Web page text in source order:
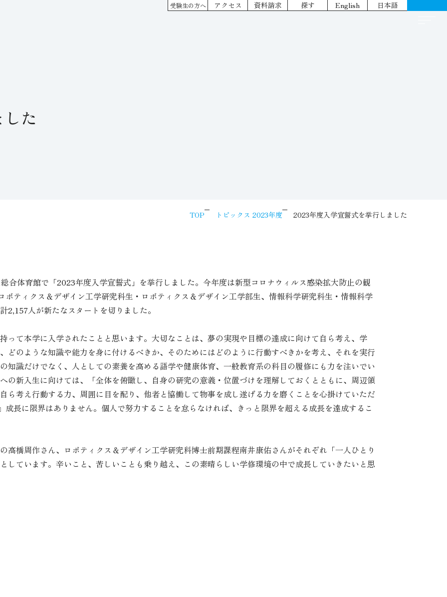
受験生の方へ アクセス 資料請求 探す English 日本語
た
TOP トピックス 2023年度 2023年度入学宣誓式を挙行しました
体育館で「2023年度入学宣誓式」を挙行しました。今年度は新型コロナウィルス感染拡大防止の観
ティクス＆デザイン工学研究科生・ロボティクス＆デザイン工学部生、情報科学研究科生・情報科学
人が新たなスタートを切りました。
て本学に入学されたことと思います。大切なことは、夢の実現や目標の達成に向けて自ら考え、学
どのような知識や能力を身に付けるべきか、そのためにはどのように行動すべきかを考え、それを実行
識だけでなく、人としての素養を高める語学や健康体育、一般教育系の科目の履修にも力を注いでい
の新入生に向けては、「全体を俯瞰し、自身の研究の意義・位置づけを理解しておくとともに、周辺領
ら考え行動する力、周囲に目を配り、他者と協働して物事を成し遂げる力を磨くことを心掛けていただ
長に限界はありません。個人で努力することを怠らなければ、きっと限界を超える成長を達成するこ
橋周作さん、ロボティクス＆デザイン工学研究科博士前期課程南井康佑さんがそれぞれ「一人ひとり
しています。辛いこと、苦しいことも乗り越え、この素晴らしい学修環境の中で成長していきたいと思